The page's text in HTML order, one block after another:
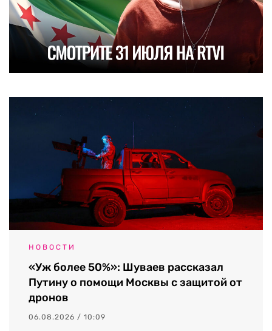
НОВОСТИ
«Уж более 50%»: Шуваев рассказал
Путину о помощи Москвы с защитой от
дронов
06.08.2026 / 10:09